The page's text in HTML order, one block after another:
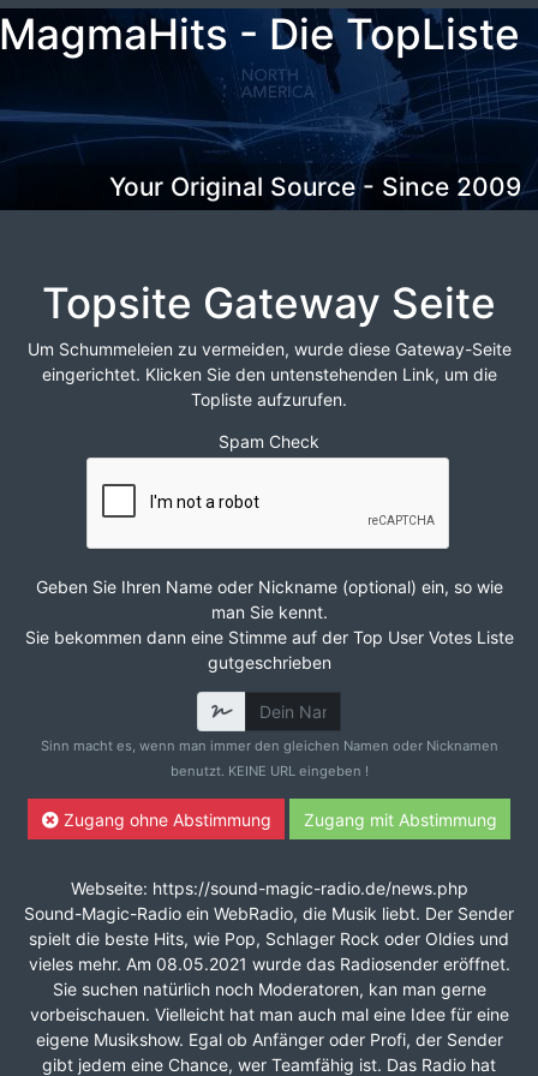
MagmaHits - Die TopListe
Your Original Source - Since 2009
Topsite Gateway Seite
Um Schummeleien zu vermeiden, wurde diese Gateway-Seite
eingerichtet. Klicken Sie den untenstehenden Link, um die
Topliste aufzurufen.
Spam Check
Geben Sie Ihren Name oder Nickname (optional) ein, so wie
man Sie kennt.
Sie bekommen dann eine Stimme auf der Top User Votes Liste
gutgeschrieben
Sinn macht es, wenn man immer den gleichen Namen oder Nicknamen
benutzt. KEINE URL eingeben !
Zugang ohne Abstimmung Zugang mit Abstimmung
Webseite: https://sound-magic-radio.de/news.php
Sound-Magic-Radio ein WebRadio, die Musik liebt. Der Sender
spielt die beste Hits, wie Pop, Schlager Rock oder Oldies und
vieles mehr. Am 08.05.2021 wurde das Radiosender eröffnet.
Sie suchen natürlich noch Moderatoren, kan man gerne
vorbeischauen. Vielleicht hat man auch mal eine Idee für eine
eigene Musikshow. Egal ob Anfänger oder Profi, der Sender
gibt jedem eine Chance, wer Teamfähig ist. Das Radio hat